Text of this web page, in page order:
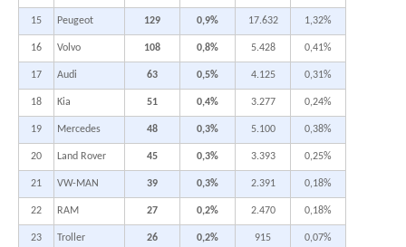
15 Peugeot 129 0,9% 17.632 1,32%
16 Volvo 108 0,8% 5.428 0,41%
17 Audi 63 0,5% 4.125 0,31%
18 Kia 51 0,4% 3.277 0,24%
19 Mercedes 48 0,3% 5.100 0,38%
20 Land Rover 45 0,3% 3.393 0,25%
21 VW-MAN 39 0,3% 2.391 0,18%
22 RAM 27 0,2% 2.470 0,18%
23 Troller 26 0,2% 915 0,07%